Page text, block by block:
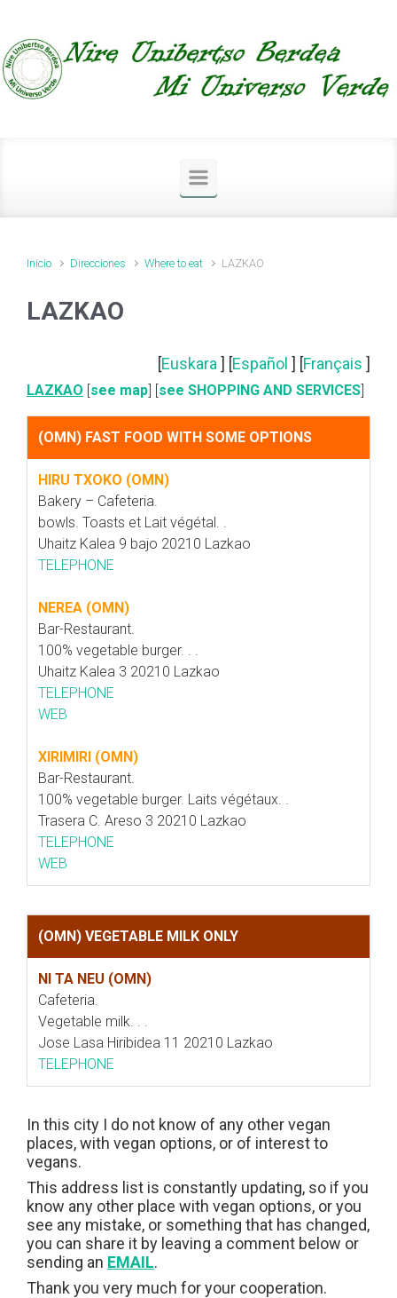
Inicio Direcciones Where to eat LAZKAO
LAZKAO
[Euskara ] [Español ] [Français ]
LAZKAO [see map] [see SHOPPING AND SERVICES]
(OMN) FAST FOOD WITH SOME OPTIONS
HIRU TXOKO (OMN)
Bakery – Cafeteria.
bowls. Toasts et Lait végétal. .
Uhaitz Kalea 9 bajo 20210 Lazkao
TELEPHONE
NEREA (OMN)
Bar-Restaurant.
100% vegetable burger. . .
Uhaitz Kalea 3 20210 Lazkao
TELEPHONE
WEB
XIRIMIRI (OMN)
Bar-Restaurant.
100% vegetable burger. Laits végétaux. .
Trasera C. Areso 3 20210 Lazkao
TELEPHONE
WEB
(OMN) VEGETABLE MILK ONLY
NI TA NEU (OMN)
Cafeteria.
Vegetable milk. . .
Jose Lasa Hiribidea 11 20210 Lazkao
TELEPHONE
In this city I do not know of any other vegan
places, with vegan options, or of interest to
vegans.
This address list is constantly updating, so if you
know any other place with vegan options, or you
see any mistake, or something that has changed,
you can share it by leaving a comment below or
sending an EMAIL.
Thank you very much for your cooperation.